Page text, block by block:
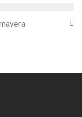
hasta 18,00€